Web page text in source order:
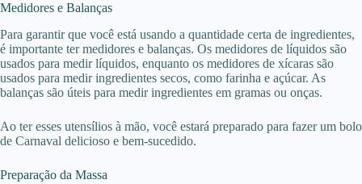
Medidores e Balanças
Para garantir que você está usando a quantidade certa de ingredientes,
é importante ter medidores e balanças. Os medidores de líquidos são
usados para medir líquidos, enquanto os medidores de xícaras são
usados para medir ingredientes secos, como farinha e açúcar. As
balanças são úteis para medir ingredientes em gramas ou onças.
Ao ter esses utensílios à mão, você estará preparado para fazer um bolo
de Carnaval delicioso e bem-sucedido.
Preparação da Massa